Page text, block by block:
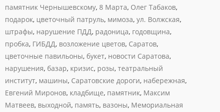
памятник Чернышевскому, 8 Марта, Олег Табаков,
подарок, цветочный патруль, мимоза, ул. Волжская,
штрафы, нарушение ПДД, радоница, годовщина,
пробка, ГИБДД, возложение цветов, Саратов,
цветочные павильоны, букет, новости Саратова,
нарушения, базар, кризис, розы, театральный
институт, машины, Саратовские дороги, набережная,
Евгений Миронов, кладбище, памятник, Максим
Матвеев, выходной, память, вазоны, Мемориальная